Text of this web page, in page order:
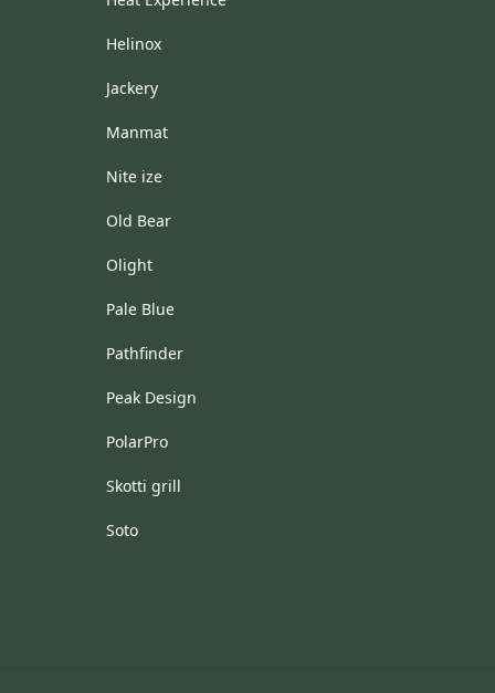
Helinox
Jackery
Manmat
Nite ize
Old Bear
Olight
Pale Blue
Pathfinder
Peak Design
PolarPro
Skotti grill
Soto